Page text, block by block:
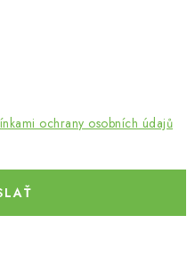
ochrany osobních údajů